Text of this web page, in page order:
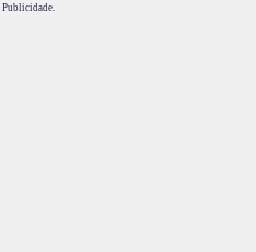
Publicidade.